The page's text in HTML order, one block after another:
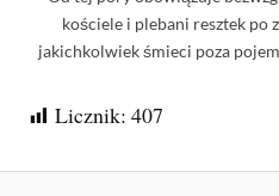
kościele i plebani resztek po
jakichkolwiek śmieci poza
Licznik: 407